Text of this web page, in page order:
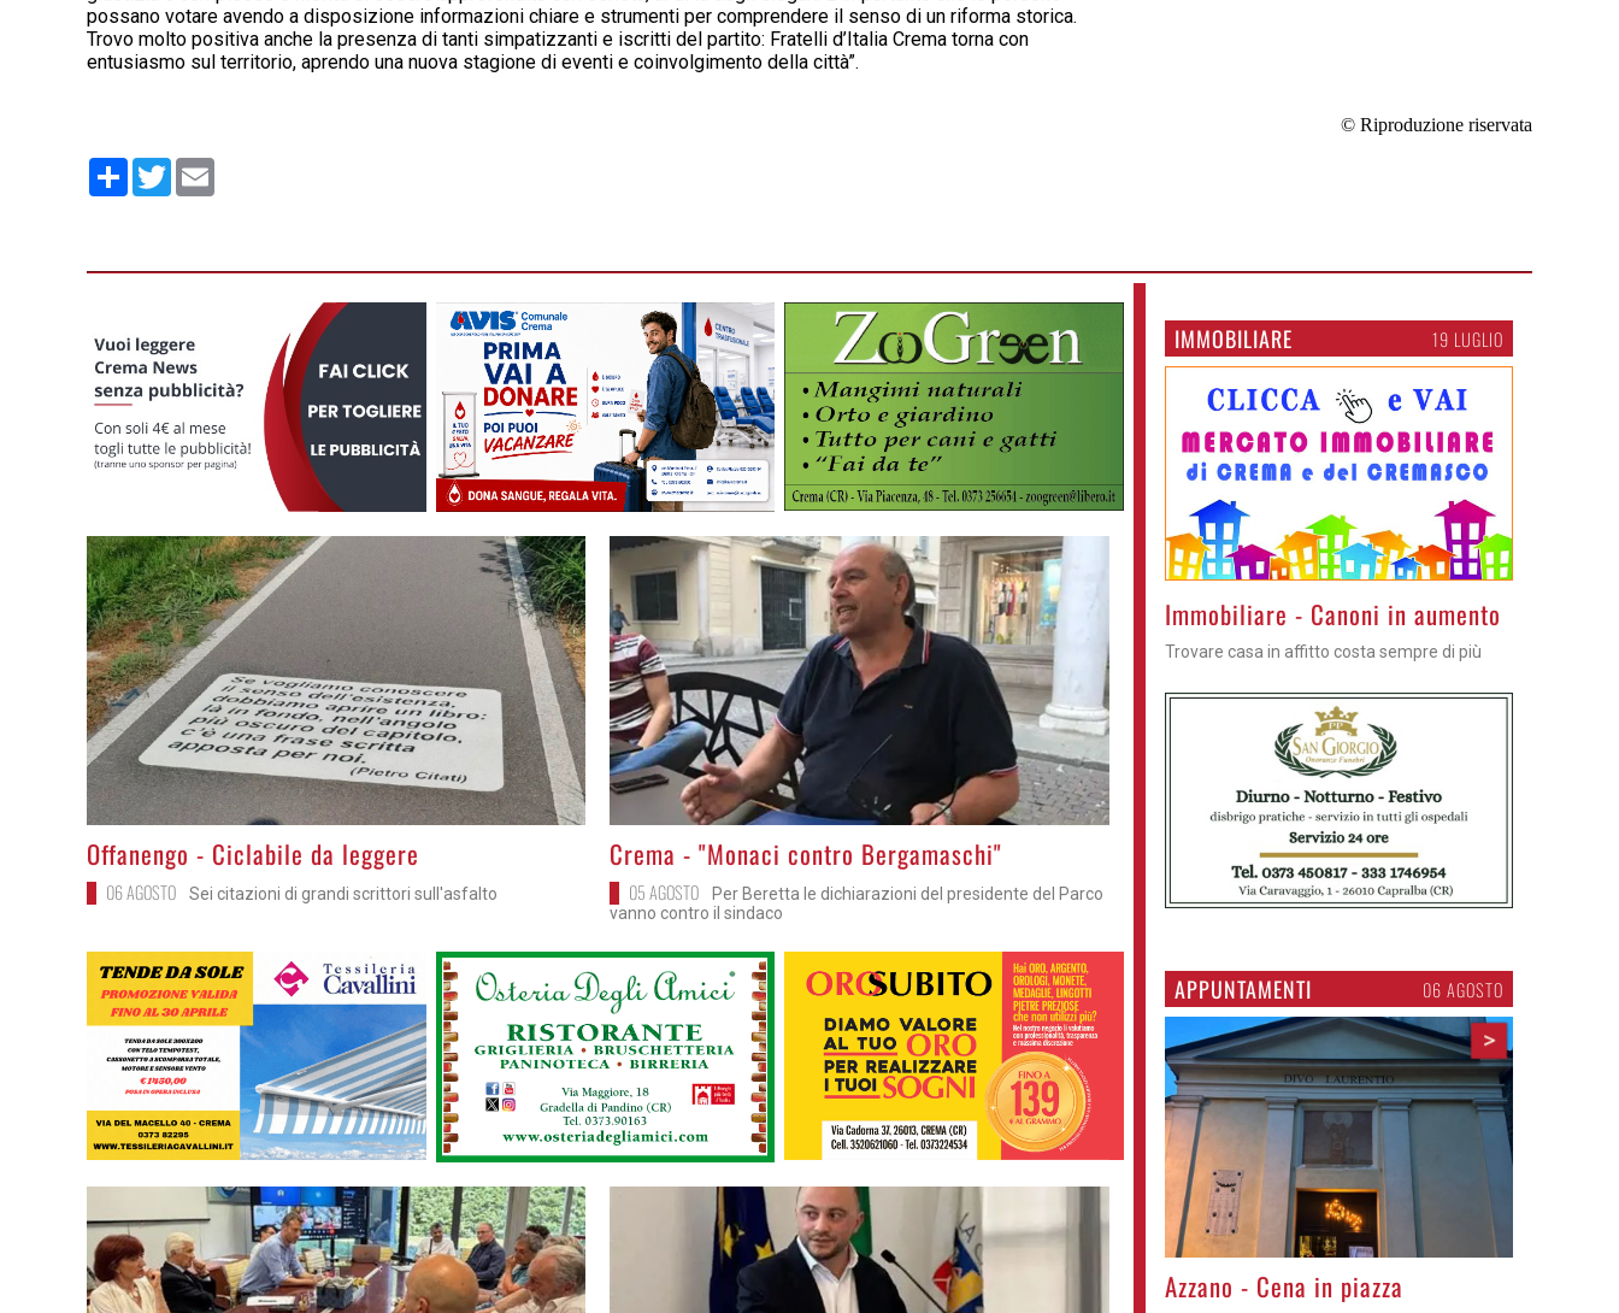
possano votare avendo a disposizione informazioni chiare e strumenti per comprendere il senso di un riforma storica.
Trovo molto positiva anche la presenza di tanti simpatizzanti e iscritti del partito: Fratelli d’Italia Crema torna con
entusiasmo sul territorio, aprendo una nuova stagione di eventi e coinvolgimento della città”.
© Riproduzione riservata
Condividi
Twitter
>
Offanengo - Ciclabile da leggere
06 AGOSTO Sei citazioni di grandi scrittori sull'asfalto
>
Crema - "Monaci contro Bergamaschi"
05 AGOSTO
Per Beretta le dichiarazioni del presidente del Parco
vanno contro il sindaco
IMMOBILIARE 19 LUGLIO
Immobiliare - Canoni in aumento
Trovare casa in affitto costa sempre di più
APPUNTAMENTI 06 AGOSTO
>
Gli appuntamenti fino a sabato